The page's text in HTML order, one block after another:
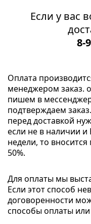
Если у вас
8-
Оплата
менеджером заказ.
пишем в
подтверждаем
перед доставкой
если не в наличии
недели, то
50%.
Для оплаты мы
Если этот способ
договоренности
способы оплаты